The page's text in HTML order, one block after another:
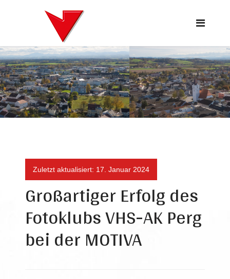
Großartiger Erfolg des
Fotoklubs VHS-AK Perg
bei der MOTIVA
17. Januar 2024
17. Januar 2024
Zuletzt aktualisiert: 17. Januar 2024